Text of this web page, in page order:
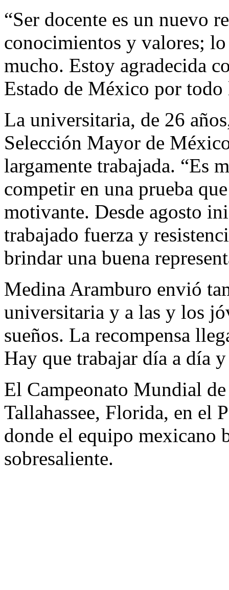
“Ser docente es un nuevo
conocimientos y valores;
mucho. Estoy agradecida
Estado de México por
La universitaria, de 26
Selección Mayor de
largamente trabajada. “Es
competir en una prueba
motivante. Desde agosto
trabajado fuerza y
brindar una buena
Medina Aramburo envió
universitaria y a las y los
sueños. La recompensa
Hay que trabajar día a día
El Campeonato Mundial
Tallahassee, Florida, en el
donde el equipo mexicano
sobresaliente.